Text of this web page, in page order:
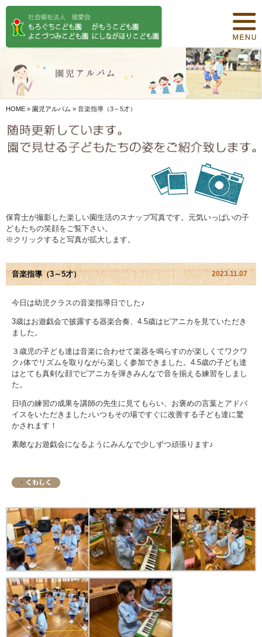
HOME » 園児アルバム » 音楽指導（3～5才）
保育士が撮影した楽しい園生活のスナップ写真です。元気いっぱいの子
どもたちの笑顔をご覧下さい。
※クリックすると写真が拡大します。
音楽指導（3～5才） 2023.11.07
今日は幼児クラスの音楽指導日でした♪
3歳はお遊戯会で披露する器楽合奏、4.5歳はピアニカを見ていただき
ました。
３歳児の子ども達は音楽に合わせて楽器を鳴らすのが楽しくてワクワ
ク♪体でリズムを取りながら楽しく参加できました。4.5歳の子ども達
はとても真剣な顔でピアニカを弾きみんなで音を揃える練習をしまし
た。
日頃の練習の成果を講師の先生に見てもらい、お褒めの言葉とアドバ
イスをいただきました♪いつもその場ですぐに改善する子ども達に驚
かされます！
素敵なお遊戯会になるようにみんなで少しずつ頑張ります♪
保育について
食事について
オリジナル保育
年間行事
お知らせ
園児アルバム
入園のご案内
よくあるご質問
プライバシーポリシー
勤務証明書
苦情解決公表
法人詳細情報
重要事項説明書
第三者評価報告書